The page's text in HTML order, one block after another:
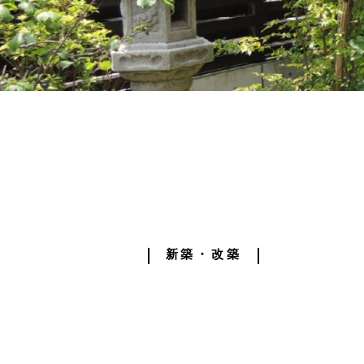
新築・改築